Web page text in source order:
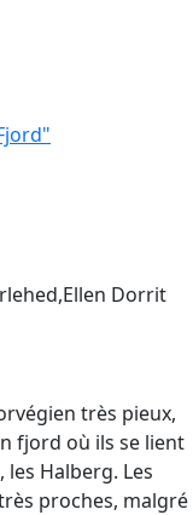
Dorrit
très pieux,
fjord où ils se lient
les Halberg. Les
proches, malgré